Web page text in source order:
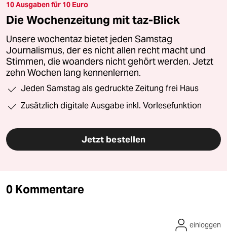
10 Ausgaben für 10 Euro
Die Wochenzeitung mit taz-Blick
Unsere wochentaz bietet jeden Samstag
Journalismus, der es nicht allen recht macht und
Stimmen, die woanders nicht gehört werden. Jetzt
zehn Wochen lang kennenlernen.
Jeden Samstag als gedruckte Zeitung frei Haus
Zusätzlich digitale Ausgabe inkl. Vorlesefunktion
Jetzt bestellen
0 Kommentare
einloggen